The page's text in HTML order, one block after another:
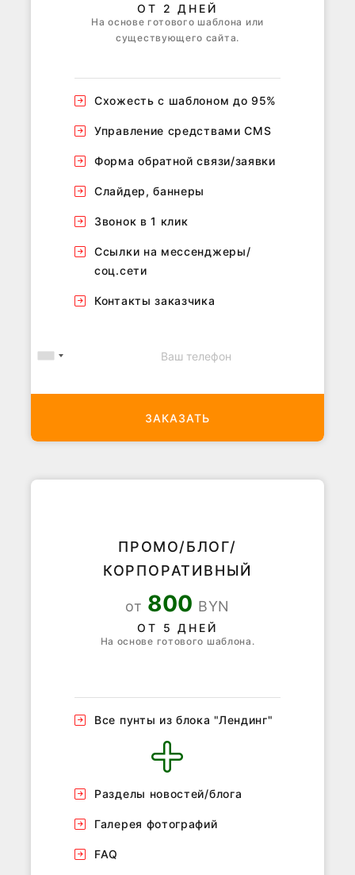
ОТ 2 ДНЕЙ
На основе готового шаблона или
существующего сайта.
Схожесть с шаблоном до 95%
Управление средствами CMS
Форма обратной связи/заявки
Слайдер, баннеры
Звонок в 1 клик
Ссылки на мессенджеры/
соц.сети
Контакты заказчика
ЗАКАЗАТЬ
ПРОМО/БЛОГ/
КОРПОРАТИВНЫЙ
от 800 BYN
ОТ 5 ДНЕЙ
На основе готового шаблона.
Все пунты из блока "Лендинг"
Разделы новостей/блога
Галерея фотографий
FAQ